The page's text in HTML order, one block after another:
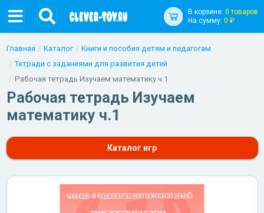
В корзине: 0 товаров
На сумму: 0 ₽
Главная Каталог
Книги и пособия детям и педагогам
Тетради с заданиями для развития детей
Рабочая тетрадь Изучаем математику ч.1
Рабочая тетрадь Изучаем
математику ч.1
Каталог игр